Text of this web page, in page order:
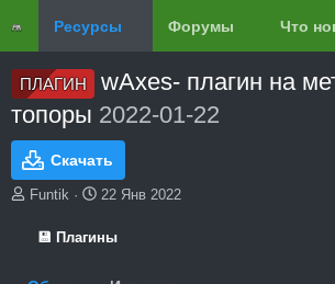
Ресурсы Форумы Что
ПЛАГИН
wAxes- плагин на
топоры 2022-01-22
Скачать
А
Funtik
Д
т
22 Янв 2022
💾 Плагины